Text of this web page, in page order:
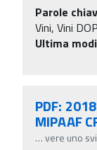
Parole
Vini, Vini
Ultima
PDF:
MIPAAF
…vere uno